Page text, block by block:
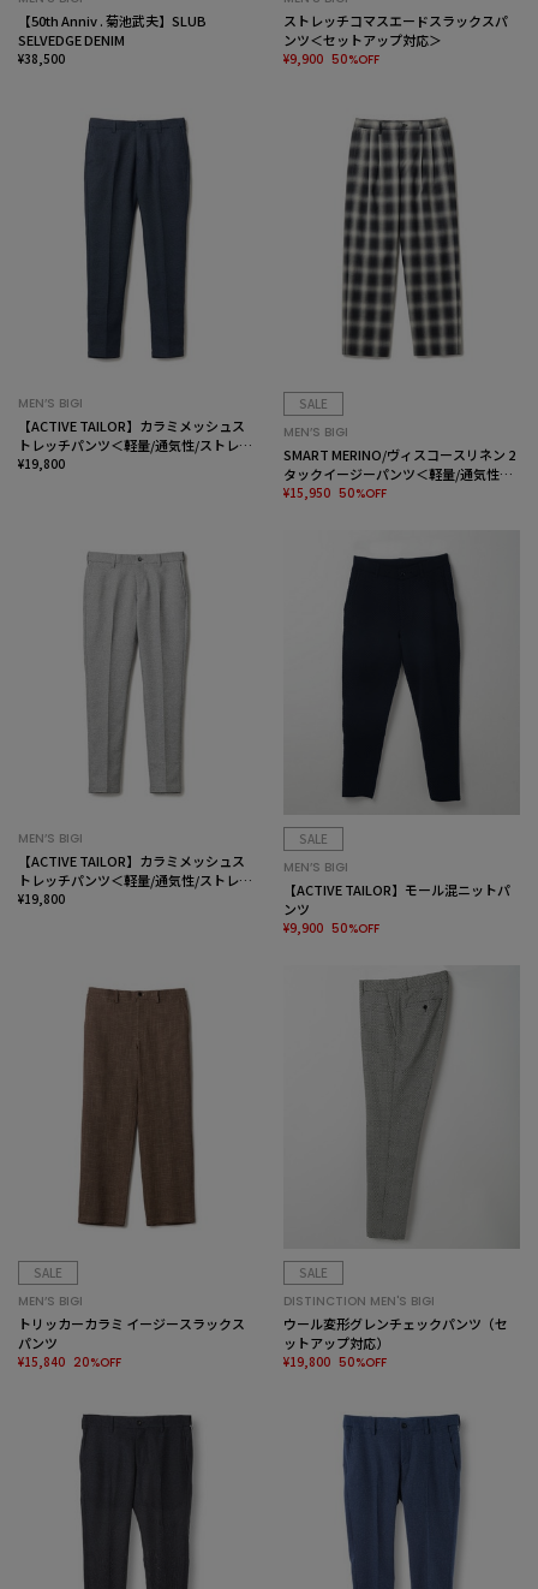
【50th Anniv . 菊池武夫】SLUB
SELVEDGE DENIM
¥38,500
ストレッチコマスエードスラックスパ
ンツ＜セットアップ対応＞
¥9,900 50%OFF
MEN’S BIGI
【ACTIVE TAILOR】カラミメッシュス
トレッチパンツ＜軽量/通気性/ストレッ
チ＞
¥19,800
SALE
MEN’S BIGI
SMART MERINO/ヴィスコースリネン 2
タックイージーパンツ＜軽量/通気性＞
＜ストレッチ＞
¥15,950 50%OFF
MEN’S BIGI
【ACTIVE TAILOR】カラミメッシュス
トレッチパンツ＜軽量/通気性/ストレッ
チ＞
¥19,800
SALE
MEN’S BIGI
【ACTIVE TAILOR】モール混ニットパ
ンツ
¥9,900 50%OFF
SALE
MEN’S BIGI
トリッカーカラミ イージースラックス
パンツ
¥15,840 20%OFF
SALE
DISTINCTION MEN'S BIGI
ウール変形グレンチェックパンツ（セ
ットアップ対応）
¥19,800 50%OFF